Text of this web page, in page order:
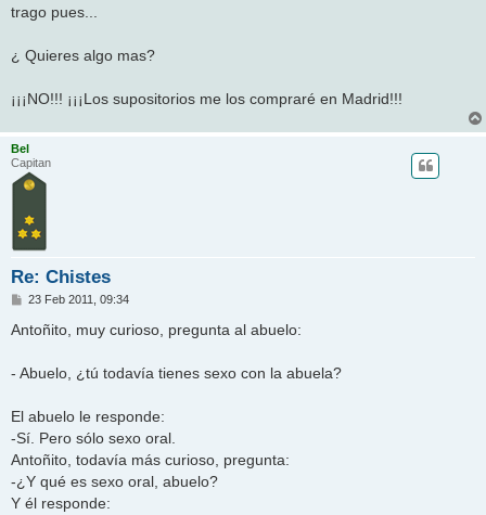
trago pues...
¿ Quieres algo mas?
¡¡¡NO!!! ¡¡¡Los supositorios me los compraré en Madrid!!!
Bel
Capitan
Re: Chistes
M
n
j
e
23 Feb 2011, 09:34
Antoñito, muy curioso, pregunta al abuelo:
- Abuelo, ¿tú todavía tienes sexo con la abuela?
El abuelo le responde:
-Sí. Pero sólo sexo oral.
Antoñito, todavía más curioso, pregunta:
-¿Y qué es sexo oral, abuelo?
Y él responde: